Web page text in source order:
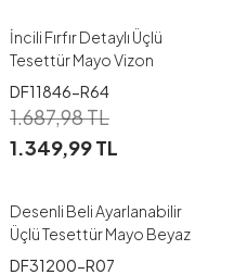
İncili Fırfır Detaylı Üçlü
Tesettür Mayo Vizon
DF11846-R64
1.687,98TL
1.349,99TL
38 40 42
48 50
Desenli Beli Ayarlanabilir
Üçlü Tesettür Mayo Beyaz
DF31200-R07